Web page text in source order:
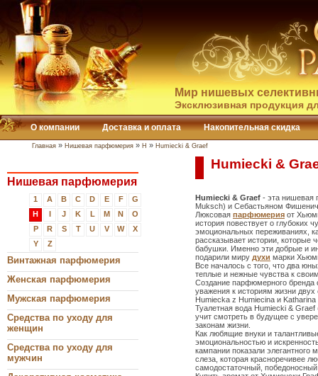
Мир нишевых
Эксклюзивная продукция
О компании Доставка и оплата Накопительная скидка
Главная » Нишевая парфюмерия » H » Humiecki & Graef
Нишевая парфюмерия
1 A B C D E F
G
H
I J K L M N
O
P
R S T U V W
X
Y
Z
Винтажная парфюмерия
Женская парфюмерия
Мужская парфюмерия
Средства по уходу для
женщин
Средства по уходу для
мужчин
Humiecki &
Humiecki & Graef - эта нишевая
Muksch) и Себастьяном
Люксовая парфюмерия от
история повествует о глубоких
эмоциональных переживаниях,
рассказывает истории,
бабушки. Именно эти добрые и
подарили миру духи марки
Все началось с того, что два
теплые и нежные чувства к
Создание парфюмерного бренда
уважения к историям жизни
Humiecka z Humiecina и
Туалетная вода Humiecki &
учит смотреть в будущее с
законам жизни.
Как любящие внуки и
эмоциональностью и
кампании показали элегантного
слеза, которая красноречивее
самодостаточный,